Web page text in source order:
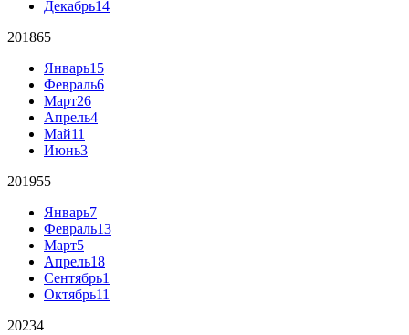
Декабрь14
201865
Январь15
Февраль6
Март26
Апрель4
Май11
Июнь3
201955
Январь7
Февраль13
Март5
Апрель18
Сентябрь1
Октябрь11
20234